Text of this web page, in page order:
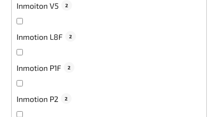
Inmoiton V5 2
Inmotion L8F 2
Inmotion P1F 2
Inmotion P2 2